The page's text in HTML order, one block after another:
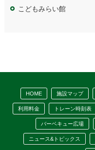
こどもみらい館
HOME 施設マップ
利用料金 トレーン時刻表
バーベキュー広場
ニュース&トピックス